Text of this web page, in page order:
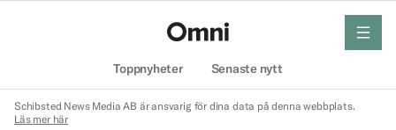
Toppnyheter Senaste nytt
meny
Schibsted News Media AB är ansvarig för dina data på denna webbplats.
Läs mer här